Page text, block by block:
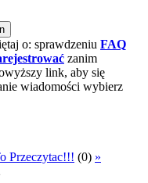
o: sprawdzeniu FAQ
zanim
link, aby się
wiadomości wybierz
Przeczytac!!! (0) »